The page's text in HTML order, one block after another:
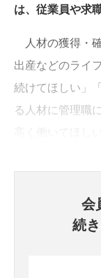
は、従業員や求
人材の獲得・
出産などのライ
続けてほしい」
る人材に管理職
会
続